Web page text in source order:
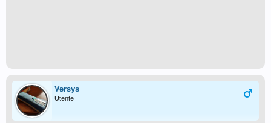
Versys
Utente